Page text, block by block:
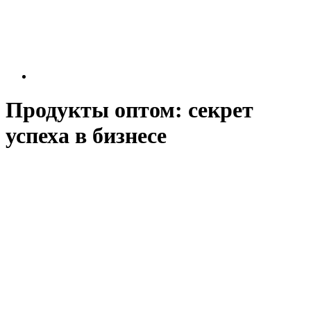
Продукты оптом: секрет
успеха в бизнесе